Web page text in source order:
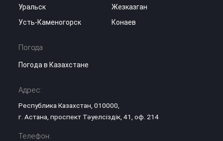
Уральск
Жезказган
Усть-Каменогорск
Конаев
Погода
Погода в Казахстане
Адрес:
Республика Казахстан, 010000,
г. Астана, проспект Тәуелсіздік, 41, оф. 214
Телефон: